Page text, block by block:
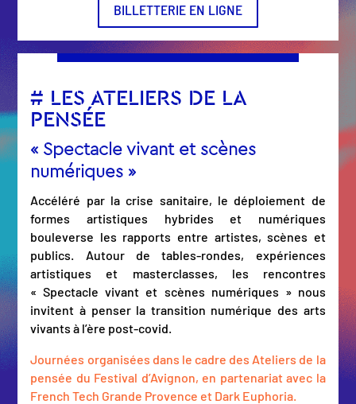
BILLETTERIE EN LIGNE
# LES ATELIERS DE LA
PENSÉE
« Spectacle vivant et scènes
numériques »
Accéléré par la crise sanitaire, le déploiement de
formes artistiques hybrides et numériques
bouleverse les rapports entre artistes, scènes et
publics. Autour de tables-rondes, expériences
artistiques et masterclasses, les rencontres
« Spectacle vivant et scènes numériques » nous
invitent à penser la transition numérique des arts
vivants à l’ère post-covid.
Journées organisées dans le cadre des Ateliers de la
pensée du Festival d’Avignon, en partenariat avec la
French Tech Grande Provence et Dark Euphoria.